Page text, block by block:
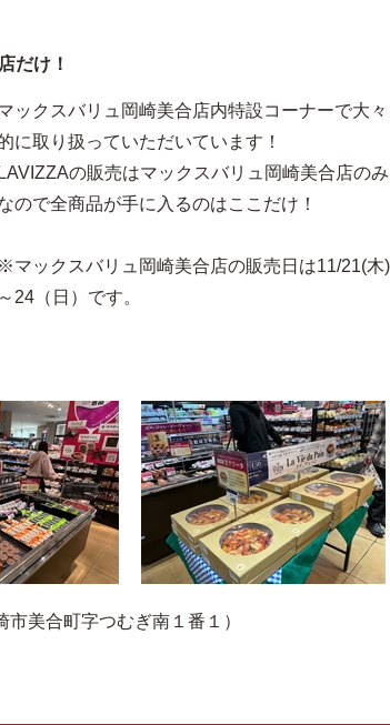
だけ！
ックスバリュ岡崎美合店内特設コーナーで大々
に取り扱っていただいています！
LAVIZZAの販売はマックスバリュ岡崎美合店のみ
ので全商品が手に入るのはここだけ！
※マックスバリュ岡崎美合店の販売日は11/21(木)
～24（日）です。
美合町字つむぎ南１番１）